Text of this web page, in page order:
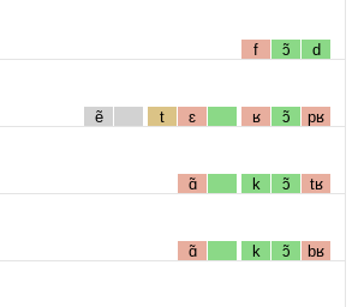
f ɔ̃ d
ẽ t ɛ ʁ ɔ̃ pʁ
ɑ̃ k ɔ̃ tʁ
ɑ̃ k ɔ̃ bʁ